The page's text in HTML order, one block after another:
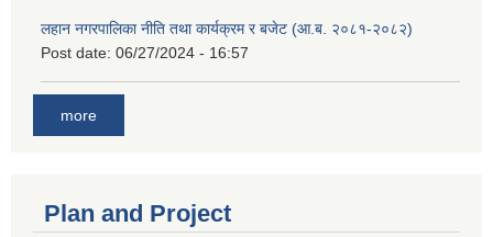
लहान नगरपालिका नीति तथा कार्यक्रम र बजेट (आ.ब. २०८१-२०८२)
Post date: 06/27/2024 - 16:57
more
Plan and Project